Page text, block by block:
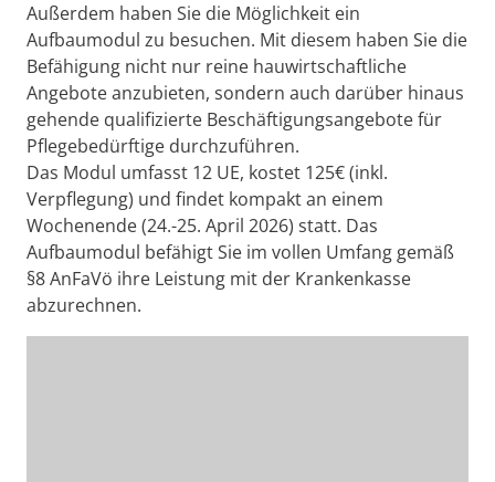
Außerdem haben Sie die Möglichkeit ein
Aufbaumodul zu besuchen. Mit diesem haben Sie die
Befähigung nicht nur reine hauwirtschaftliche
Angebote anzubieten, sondern auch darüber hinaus
gehende qualifizierte Beschäftigungsangebote für
Pflegebedürftige durchzuführen.
Das Modul umfasst 12 UE, kostet 125€ (inkl.
Verpflegung) und findet kompakt an einem
Wochenende (24.-25. April 2026) statt. Das
Aufbaumodul befähigt Sie im vollen Umfang gemäß
§8 AnFaVö ihre Leistung mit der Krankenkasse
abzurechnen.